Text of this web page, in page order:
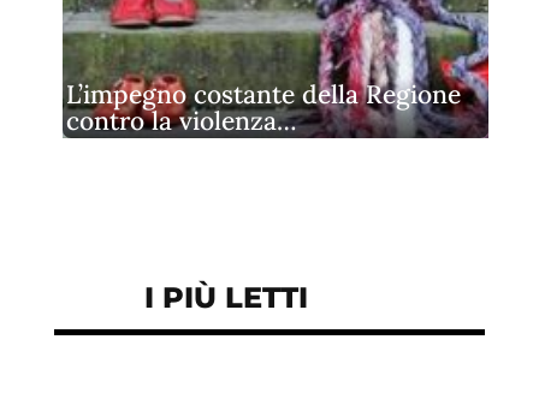
L’impegno costante della Regione
contro la violenza…
I PIÙ LETTI